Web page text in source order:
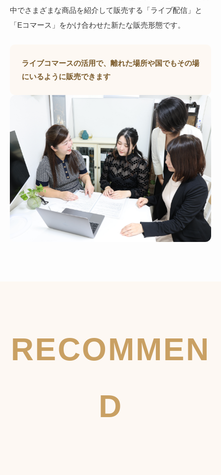
中でさまざまな商品を紹介して販売する「ライブ配信」と
「Eコマース」をかけ合わせた新たな販売形態です。
ライブコマースの活用で、離れた場所や国でもその場
にいるように販売できます
RECOMMEN
D